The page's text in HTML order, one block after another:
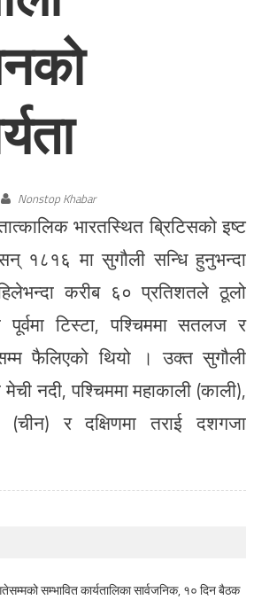
Nonstop Khabar
भारतस्थित ब्रिटिसको इष्ट
१८१६ मा सुगौली सन्धि हुनुभन्दा
करीब ६० प्रतिशतले ठूलो
टिस्टा, पश्चिममा सतलज र
फैलिएको थियो । उक्त सुगौली
मेची नदी, पश्चिममा महाकाली (काली),
(चीन) र दक्षिणमा तराई दशगजा
सम्भावित कार्यतालिका सार्वजनिक, १० दिन बैठक